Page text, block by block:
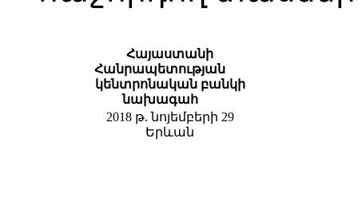
Հայաստանի
Հանրապետության
կենտրոնական բանկի
նախագահ
2018 թ. նոյեմբերի 29
Երևան